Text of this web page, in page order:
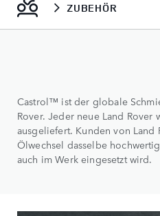
ZUBEHÖR
Castrol™ ist der globale
Rover. Jeder neue Land
ausgeliefert. Kunden von
Ölwechsel dasselbe
auch im Werk eingesetzt wird.